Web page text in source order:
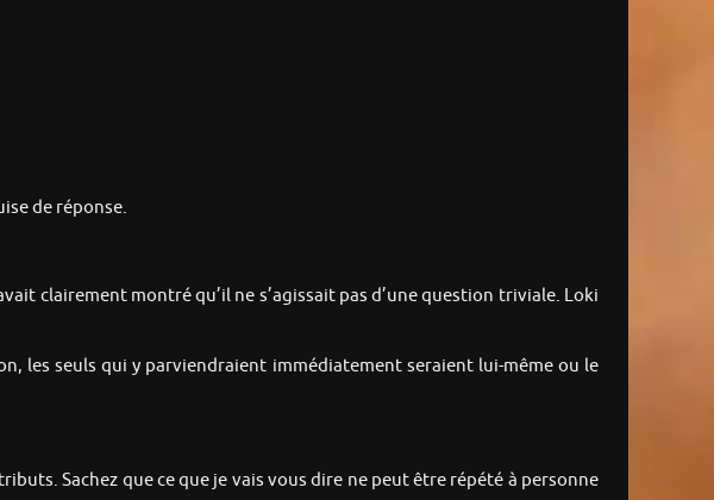
de réponse.
clairement montré qu’il ne s’agissait pas d’une question triviale. Loki
les seuls qui y parviendraient immédiatement seraient lui-même ou le
Sachez que ce que je vais vous dire ne peut être répété à personne